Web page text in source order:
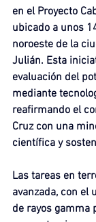
en el Proyecto
ubicado a unos
noroeste de la
Julián. Esta
evaluación del
mediante
reafirmando el
Cruz con una
científica y
Las tareas en
avanzada, con el
de rayos gamma